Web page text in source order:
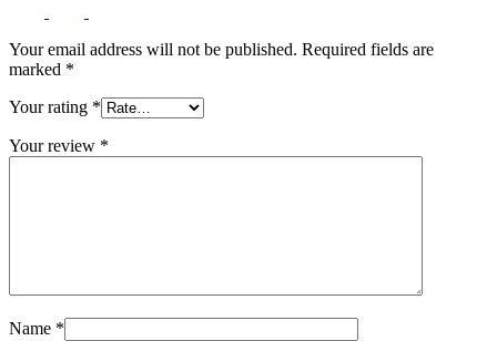
Your email address will not be published. Required fields are
marked *
Your rating *
Your review *
Name *